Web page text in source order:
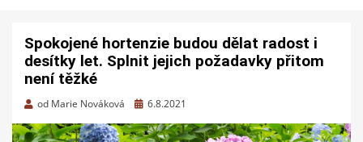
Spokojené hortenzie budou dělat radost i
desítky let. Splnit jejich požadavky přitom
není těžké
od Marie Nováková
Zveřejněno
6.8.2021